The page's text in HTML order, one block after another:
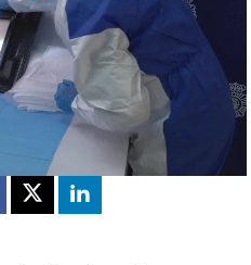
2025, 13:15
12:09
X Linkedin